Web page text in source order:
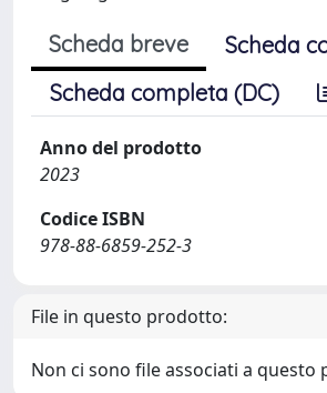
Scheda breve
Scheda
Scheda completa (DC)
Anno del prodotto
2023
Codice ISBN
978-88-6859-252-3
File in questo prodotto:
Non ci sono file associati a questo